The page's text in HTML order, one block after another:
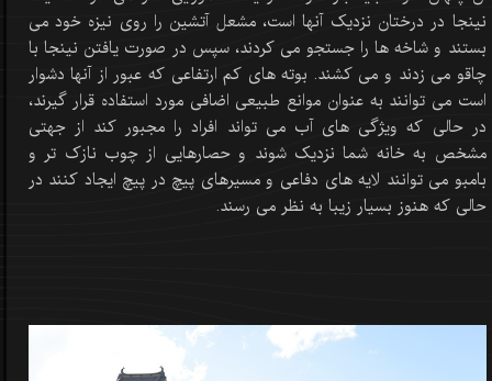
نینجا در درختان نزدیک آنها است، مشعل آتشین را روی نیزه خود می
بستند و شاخه ها را جستجو می کردند، سپس در صورت یافتن نینجا با
چاقو می زدند و می کشند. بوته های کم ارتفاعی که عبور از آنها دشوار
است می توانند به عنوان موانع طبیعی اضافی مورد استفاده قرار گیرند،
در حالی که ویژگی های آب می تواند افراد را مجبور کند از جهتی
مشخص به خانه شما نزدیک شوند و حصارهایی از چوب نازک تر و
بامبو می توانند لایه های دفاعی و مسیرهای پیچ در پیچ ایجاد کنند در
حالی که هنوز بسیار زیبا به نظر می رسند.